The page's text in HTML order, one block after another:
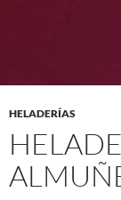
HELADERÍAS